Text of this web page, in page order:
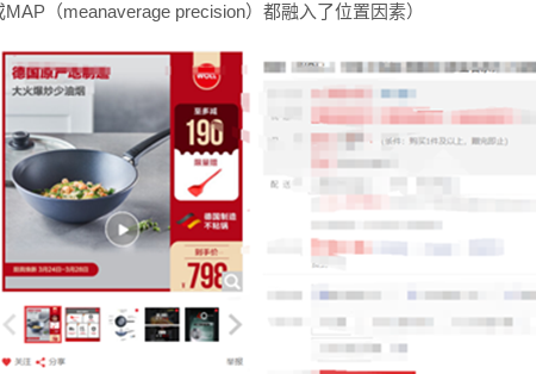
（meanaverage precision）都融入了位置因素）